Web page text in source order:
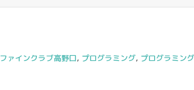
ファインクラブ高野口, プログラミング, プログラミン